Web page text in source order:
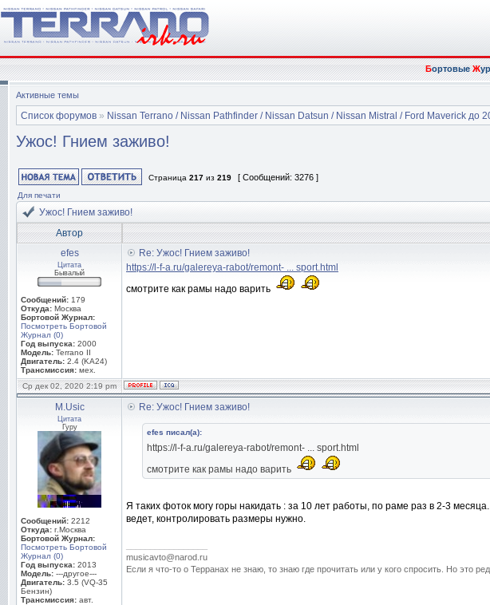
БортовыеЖ
Активные темы
Список форумов » Nissan Terrano / Nissan Pathfinder / Nissan Datsun / Nissan Mistral / Ford Maverick до
Ужос! Гнием заживо!
Страница 217 из 219 [ Сообщений: 3276 ]
Для печати
Ужос! Гнием заживо!
Автор
efes
Цитата
Бывалый
Сообщений: 179
Откуда: Москва
Бортовой Журнал:
Посмотреть Бортовой
Журнал (0)
Год выпуска: 2000
Модель: Terrano II
Двигатель: 2.4 (KA24)
Трансмиссия: мех.
Re: Ужос! Гнием заживо!
https://l-f-a.ru/galereya-rabot/remont- ... sport.html
смотрите как рамы надо варить
Ср дек 02, 2020 2:19 pm
M.Usic
Цитата
Гуру
Сообщений: 2212
Откуда: г.Москва
Бортовой Журнал:
Посмотреть Бортовой
Журнал (0)
Год выпуска: 2013
Модель: ---другое---
Двигатель: 3.5 (VQ-35
Бензин)
Трансмиссия: авт.
Re: Ужос! Гнием заживо!
efes писал(а):
https://l-f-a.ru/galereya-rabot/remont- ... sport.html
смотрите как рамы надо варить
Я таких фоток могу горы накидать : за 10 лет работы, по раме раз в 2-3
ведет, контролировать размеры нужно.
musicavto@narod.ru
Если я что-то о Терранах не знаю, то знаю где прочитать или у кого спросить. Но это